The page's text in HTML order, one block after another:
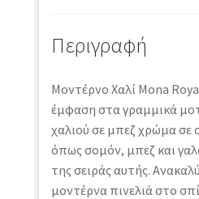
Περιγραφή
Μοντέρνο Χαλί Mona
έμφαση στα γραμμικά
χαλιού σε μπεζ χρώμα
όπως σομόν, μπεζ και
της σειράς αυτής.
μοντέρνα πινελιά στο